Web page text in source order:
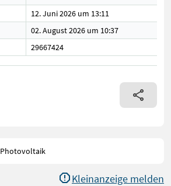
12. Juni 2026 um 13:11
02. August 2026 um 10:37
29667424
Photovoltaik
Kleinanzeige melden